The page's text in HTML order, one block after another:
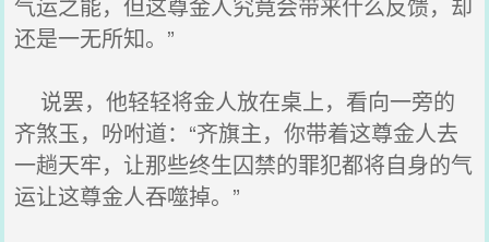
还是一无所知。”
说罢，他轻轻将金人放在桌上，看向一旁的
齐煞玉，吩咐道：“齐旗主，你带着这尊金人去
一趟天牢，让那些终生囚禁的罪犯都将自身的气
运让这尊金人吞噬掉。”